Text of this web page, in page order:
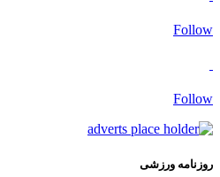
Follow
Follow
روزنامه ورزشی